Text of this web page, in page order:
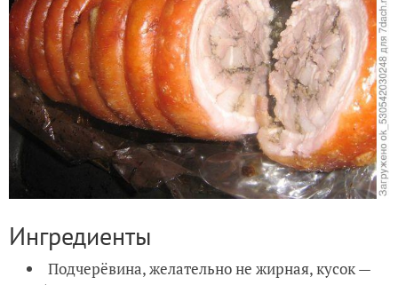
Ингредиенты
Подчерёвина, желательно не жирная, кусок —